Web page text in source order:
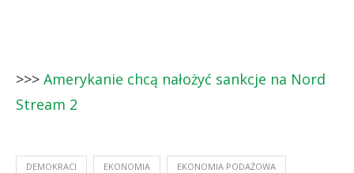
>>> Amerykanie chcą nałożyć sankcje na Nord
Stream 2
DEMOKRACI EKONOMIA EKONOMIA PODAŻOWA